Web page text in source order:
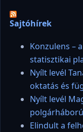
Sajtóhírek
Konzulens –
statisztikai
Nyílt levél
oktatás és
Nyílt levél
Elindult a